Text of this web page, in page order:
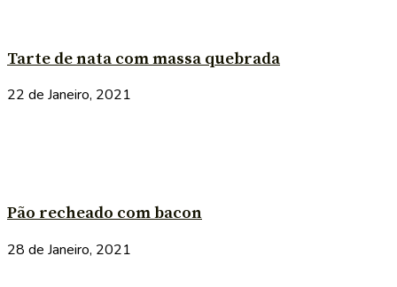
Tarte de nata com massa quebrada
22 de Janeiro, 2021
Pão recheado com bacon
28 de Janeiro, 2021